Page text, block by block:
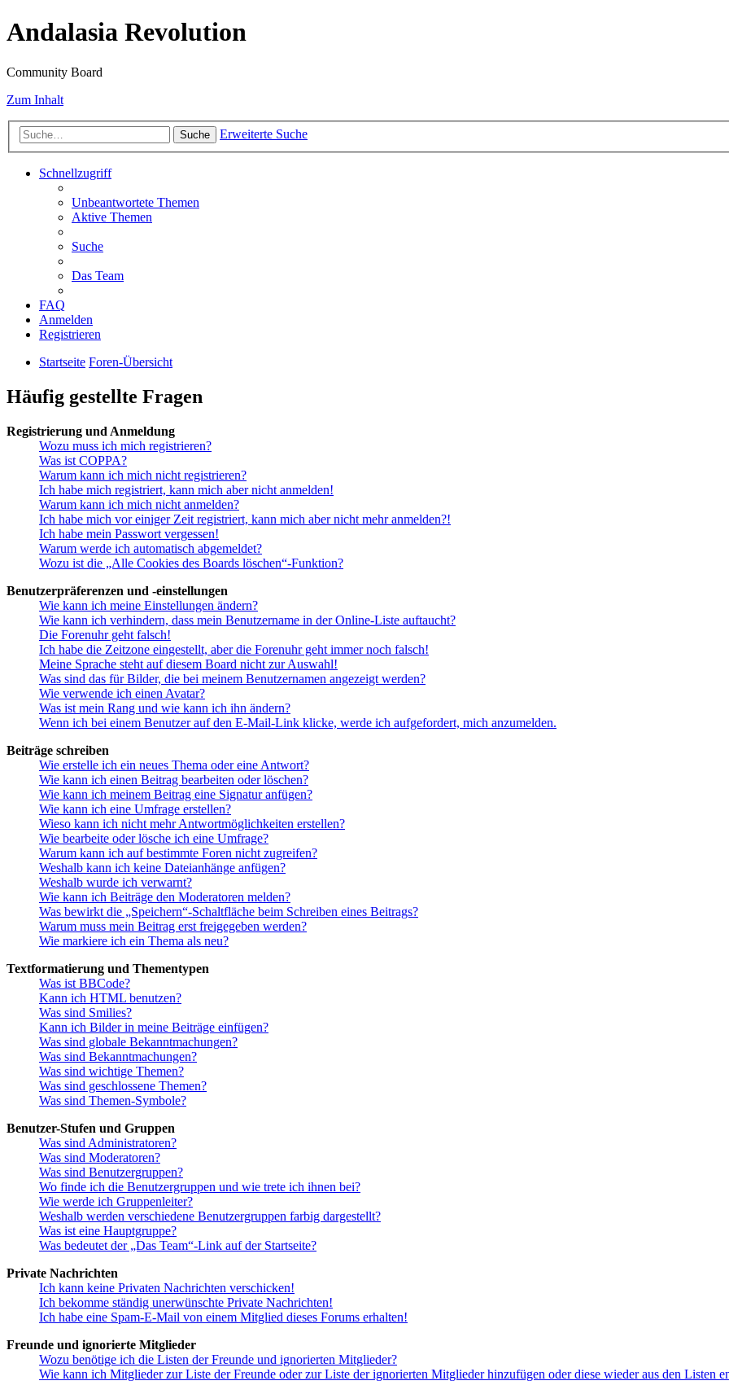
Andalasia Revolution
Community Board
Zum Inhalt
Suche Erweiterte Suche
Schnellzugriff
Unbeantwortete Themen
Aktive Themen
Suche
Das Team
FAQ
Anmelden
Registrieren
Startseite Foren-Übersicht
Häufig gestellte Fragen
Registrierung und Anmeldung
Wozu muss ich mich registrieren?
Was ist COPPA?
Warum kann ich mich nicht registrieren?
Ich habe mich registriert, kann mich aber nicht anmelden!
Warum kann ich mich nicht anmelden?
Ich habe mich vor einiger Zeit registriert, kann mich aber nicht mehr anmelden?!
Ich habe mein Passwort vergessen!
Warum werde ich automatisch abgemeldet?
Wozu ist die „Alle Cookies des Boards löschen“-Funktion?
Benutzerpräferenzen und -einstellungen
Wie kann ich meine Einstellungen ändern?
Wie kann ich verhindern, dass mein Benutzername in der Online-Liste auftaucht?
Die Forenuhr geht falsch!
Ich habe die Zeitzone eingestellt, aber die Forenuhr geht immer noch falsch!
Meine Sprache steht auf diesem Board nicht zur Auswahl!
Was sind das für Bilder, die bei meinem Benutzernamen angezeigt werden?
Wie verwende ich einen Avatar?
Was ist mein Rang und wie kann ich ihn ändern?
Wenn ich bei einem Benutzer auf den E-Mail-Link klicke, werde ich aufgefordert, mich anzumelden.
Beiträge schreiben
Wie erstelle ich ein neues Thema oder eine Antwort?
Wie kann ich einen Beitrag bearbeiten oder löschen?
Wie kann ich meinem Beitrag eine Signatur anfügen?
Wie kann ich eine Umfrage erstellen?
Wieso kann ich nicht mehr Antwortmöglichkeiten erstellen?
Wie bearbeite oder lösche ich eine Umfrage?
Warum kann ich auf bestimmte Foren nicht zugreifen?
Weshalb kann ich keine Dateianhänge anfügen?
Weshalb wurde ich verwarnt?
Wie kann ich Beiträge den Moderatoren melden?
Was bewirkt die „Speichern“-Schaltfläche beim Schreiben eines Beitrags?
Warum muss mein Beitrag erst freigegeben werden?
Wie markiere ich ein Thema als neu?
Textformatierung und Thementypen
Was ist BBCode?
Kann ich HTML benutzen?
Was sind Smilies?
Kann ich Bilder in meine Beiträge einfügen?
Was sind globale Bekanntmachungen?
Was sind Bekanntmachungen?
Was sind wichtige Themen?
Was sind geschlossene Themen?
Was sind Themen-Symbole?
Benutzer-Stufen und Gruppen
Was sind Administratoren?
Was sind Moderatoren?
Was sind Benutzergruppen?
Wo finde ich die Benutzergruppen und wie trete ich ihnen bei?
Wie werde ich Gruppenleiter?
Weshalb werden verschiedene Benutzergruppen farbig dargestellt?
Was ist eine Hauptgruppe?
Was bedeutet der „Das Team“-Link auf der Startseite?
Private Nachrichten
Ich kann keine Privaten Nachrichten verschicken!
Ich bekomme ständig unerwünschte Private Nachrichten!
Ich habe eine Spam-E-Mail von einem Mitglied dieses Forums erhalten!
Freunde und ignorierte Mitglieder
Wozu benötige ich die Listen der Freunde und ignorierten Mitglieder?
Wie kann ich Mitglieder zur Liste der Freunde oder zur Liste der ignorierten Mitglieder hinzufügen oder diese wieder aus den Listen